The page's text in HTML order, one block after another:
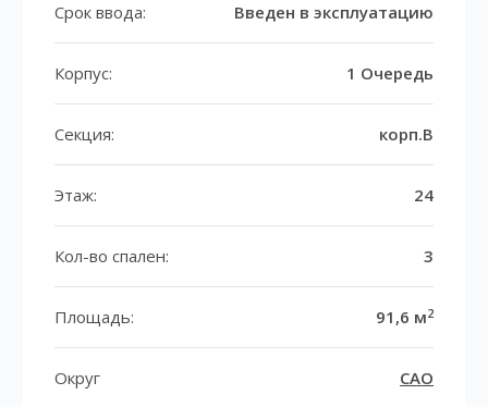
Срок ввода: Введен в эксплуатацию
Корпус: 1 Очередь
Секция: корп.B
Этаж: 24
Кол-во спален: 3
Площадь: 91,6 м2
Округ САО